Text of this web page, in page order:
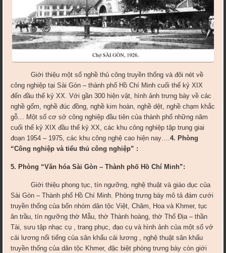
Giới thiệu một số nghề thủ công truyền thống và đôi nét về
công nghiệp tại Sài Gòn – thành phố Hồ Chí Minh cuối thế kỷ XIX
đến đầu thế kỷ XX. Với gần 300 hiện vật, hình ảnh trưng bày về các
nghề gốm, nghề đúc đồng, nghề kim hoàn, nghề dệt, nghề chạm khắc
gỗ… Một số cơ sở công nghiệp đầu tiên của thành phố những năm
cuối thế kỷ XIX đầu thế kỷ XX, các khu công nghiệp tập trung giai
đoạn 1954 – 1975, các khu công nghệ cao hiện nay….4. Phòng
“Công nghiệp và tiểu thủ công nghiệp” :
5. Phòng “Văn hóa Sài Gòn – Thành phố Hồ Chí Minh”:
Giới thiệu phong tục, tín ngưỡng, nghệ thuật và giáo dục của
Sài Gòn – Thành phố Hồ Chí Minh. Phòng trưng bày mô tả đám cưới
truyền thống của bốn nhóm dân tộc Việt, Chăm, Hoa và Khmer, tục
ăn trầu, tín ngưỡng thờ Mẫu, thờ Thành hoàng, thờ Thổ Địa – thần
Tài,sưu tập nhạc cụ , trang phục, đạo cụ và hình ảnh của một số vở
cải lương nổi tiếng của sân khấu cải lương , nghệ thuật sân khấu
truyền thống của dân tộc Khmer, đặc biệt phòng trưng bày còn giới